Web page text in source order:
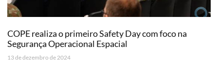
COPE realiza o primeiro Safety Day com foco na
Segurança Operacional Espacial
13 de dezembro de 2024